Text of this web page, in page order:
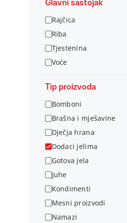
Glavni sastojak
Rajčica
Riba
Tjestenina
Voće
Tip proizvoda
Bomboni
Brašna i mješavine
Dječja hrana
Dodaci jelima
Gotova jela
Juhe
Kondimenti
Mesni proizvodi
Namazi